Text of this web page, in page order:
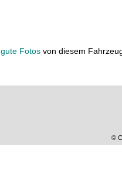
gute Fotos von diesem
©